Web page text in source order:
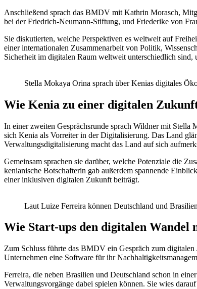
Anschließend sprach das BMDV mit Kathrin Morasch,
bei der Friedrich-Neumann-Stiftung, und Friederike von
Sie diskutierten, welche Perspektiven es weltweit auf
einer internationalen Zusammenarbeit von Politik,
Sicherheit im digitalen Raum weltweit unterschiedlich sind,
Stella Mokaya Orina sprach über Kenias digitales
Wie Kenia zu einer digitalen
In einer zweiten Gesprächsrunde sprach Wildner mit
sich Kenia als Vorreiter in der Digitalisierung. Das Land
Verwaltungsdigitalisierung macht das Land auf sich
Gemeinsam sprachen sie darüber, welche Potenziale die
kenianische Botschafterin gab außerdem spannende
einer inklusiven digitalen Zukunft beiträgt.
Laut Luize Ferreira können Deutschland und
Wie Start-ups den digitalen Wandel
Zum Schluss führte das BMDV ein Gespräch zum
Unternehmen eine Software für ihr
Ferreira, die neben Brasilien und Deutschland schon in
Verwaltungsvorgänge dabei spielen können. Sie wies